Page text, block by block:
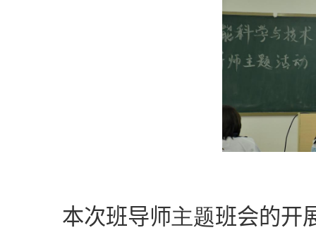
本次班导师主题班会的开